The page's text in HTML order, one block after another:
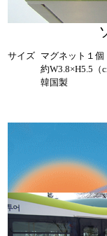
サイズ マグネット１個
約W3.8×H5.5（
韓国製